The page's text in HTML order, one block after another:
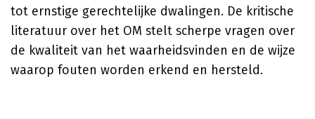
tot ernstige gerechtelijke dwalingen. De kritische
literatuur over het OM stelt scherpe vragen over
de kwaliteit van het waarheidsvinden en de wijze
waarop fouten worden erkend en hersteld.